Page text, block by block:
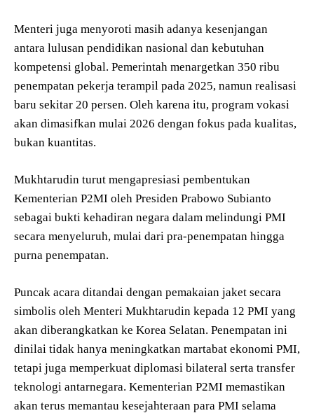
Menteri juga menyoroti masih adanya kesenjangan
antara lulusan pendidikan nasional dan kebutuhan
kompetensi global. Pemerintah menargetkan 350 ribu
penempatan pekerja terampil pada 2025, namun realisasi
baru sekitar 20 persen. Oleh karena itu, program vokasi
akan dimasifkan mulai 2026 dengan fokus pada kualitas,
bukan kuantitas.
Mukhtarudin turut mengapresiasi pembentukan
Kementerian P2MI oleh Presiden Prabowo Subianto
sebagai bukti kehadiran negara dalam melindungi PMI
secara menyeluruh, mulai dari pra-penempatan hingga
purna penempatan.
Puncak acara ditandai dengan pemakaian jaket secara
simbolis oleh Menteri Mukhtarudin kepada 12 PMI yang
akan diberangkatkan ke Korea Selatan. Penempatan ini
dinilai tidak hanya meningkatkan martabat ekonomi PMI,
tetapi juga memperkuat diplomasi bilateral serta transfer
teknologi antarnegara. Kementerian P2MI memastikan
akan terus memantau kesejahteraan para PMI selama